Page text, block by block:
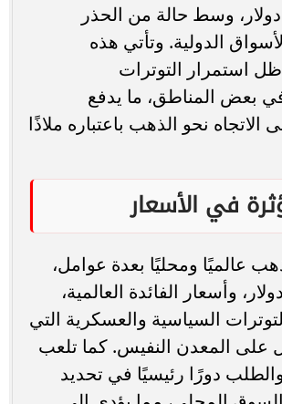
مستوى 5100 دولار، وسط حالة من الحذر
الدولية. وتأتي هذه
استمرار التوترات
بعض المناطق، ما يدفع
الاتجاه نحو الذهب باعتباره ملاذًا
في الأسعار
عالميًا ومحليًا بعدة عوامل،
وأسعار الفائدة العالمية،
السياسية والعسكرية التي
على المعدن النفيس. كما تلعب
دورًا رئيسيًا في تحديد